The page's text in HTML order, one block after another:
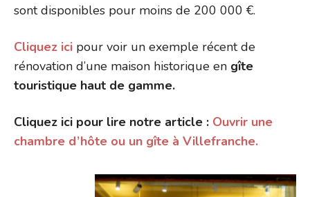
sont disponibles pour moins de 200 000 €.
Cliquez ici pour voir un exemple récent de
rénovation d’une maison historique en gîte
touristique haut de gamme.
Cliquez ici pour lire notre article : Ouvrir une
chambre d’hôte ou un gîte à Villefranche.